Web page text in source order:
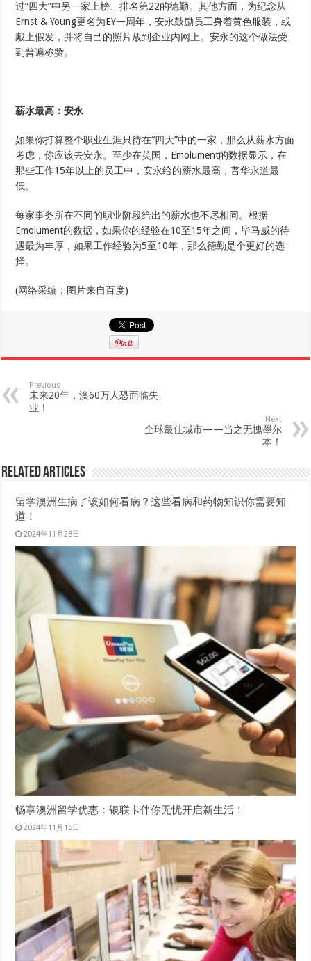
过“四大”中另一家上榜、排名第22的德勤。其他方面，为纪念从
Ernst & Young更名为EY一周年，安永鼓励员工身着黄色服装，或
戴上假发，并将自己的照片放到企业内网上。安永的这个做法受
到普遍称赞。
薪水最高：安永
如果你打算整个职业生涯只待在“四大”中的一家，那么从薪水方面
考虑，你应该去安永。至少在英国，Emolument的数据显示，在
那些工作15年以上的员工中，安永给的薪水最高，普华永道最
低。
每家事务所在不同的职业阶段给出的薪水也不尽相同。根据
Emolument的数据，如果你的经验在10至15年之间，毕马威的待
遇最为丰厚，如果工作经验为5至10年，那么德勤是个更好的选
择。
(网络采编；图片来自百度)
Previous
未来20年，澳60万人恐面临失
业！
Next
全球最佳城市——当之无愧墨尔
本！
Related Articles
留学澳洲生病了该如何看病？这些看病和药物知识你需要知
道！
2024年11月28日
畅享澳洲留学优惠：银联卡伴你无忧开启新生活！
2024年11月15日